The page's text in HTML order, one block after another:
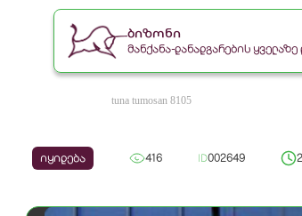
ბიზონი
მანქანა-დანადგარების
tuna tumosan 8105
იყიდება 416 ID002649